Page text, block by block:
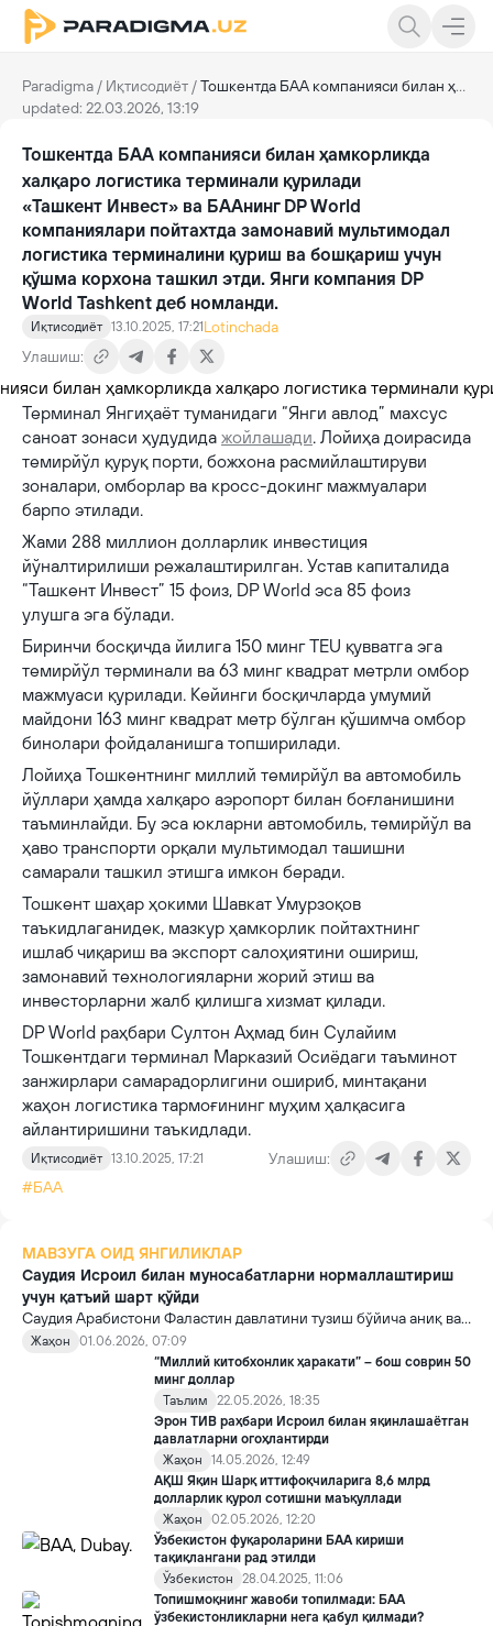
Paradigma / Иқтисодиёт /Тошкентда БАА компанияси билан ҳамкорликда халқаро логистика терминали қурилади
updated: 22.03.2026, 13:19
Тошкентда БАА компанияси билан ҳамкорликда
халқаро логистика терминали қурилади
«Ташкент Инвест» ва БААнинг DP World
компаниялари пойтахтда замонавий мультимодал
логистика терминалини қуриш ва бошқариш учун
қўшма корхона ташкил этди. Янги компания DP
World Tashkent деб номланди.
Иқтисодиёт 13.10.2025, 17:21 Lotinchada
Улашиш:
Терминал Янгиҳаёт туманидаги “Янги авлод” махсус
саноат зонаси ҳудудида жойлашади. Лойиҳа доирасида
темирйўл қуруқ порти, божхона расмийлаштируви
зоналари, омборлар ва кросс-докинг мажмуалари
барпо этилади.
Жами 288 миллион долларлик инвестиция
йўналтирилиши режалаштирилган. Устав капиталида
“Ташкент Инвест” 15 фоиз, DP World эса 85 фоиз
улушга эга бўлади.
Биринчи босқичда йилига 150 минг TEU қувватга эга
темирйўл терминали ва 63 минг квадрат метрли омбор
мажмуаси қурилади. Кейинги босқичларда умумий
майдони 163 минг квадрат метр бўлган қўшимча омбор
бинолари фойдаланишга топширилади.
Лойиҳа Тошкентнинг миллий темирйўл ва автомобиль
йўллари ҳамда халқаро аэропорт билан боғланишини
таъминлайди. Бу эса юкларни автомобиль, темирйўл ва
ҳаво транспорти орқали мультимодал ташишни
самарали ташкил этишга имкон беради.
Тошкент шаҳар ҳокими Шавкат Умурзоқов
таъкидлаганидек, мазкур ҳамкорлик пойтахтнинг
ишлаб чиқариш ва экспорт салоҳиятини ошириш,
замонавий технологияларни жорий этиш ва
инвесторларни жалб қилишга хизмат қилади.
DP World раҳбари Султон Аҳмад бин Сулайим
Тошкентдаги терминал Марказий Осиёдаги таъминот
занжирлари самарадорлигини ошириб, минтақани
жаҳон логистика тармоғининг муҳим ҳалқасига
айлантиришини таъкидлади.
Иқтисодиёт 13.10.2025, 17:21
Улашиш:
#БАА
МАВЗУГА ОИД ЯНГИЛИКЛАР
Саудия Исроил билан муносабатларни нормаллаштириш
учун қатъий шарт қўйди
Саудия Арабистони Фаластин давлатини тузиш бўйича аниқ ва
қайтарилмас келишувларга эришилмагунча Исроил билан
муносабатларни нормаллаштирмаслигини маълум қилди.
Жаҳон
01.06.2026, 07:09
“Миллий китобхонлик ҳаракати” – бош соврин 50
минг доллар
Таълим
22.05.2026, 18:35
Эрон ТИВ раҳбари Исроил билан яқинлашаётган
давлатларни огоҳлантирди
Жаҳон
14.05.2026, 12:49
АҚШ Яқин Шарқ иттифоқчиларига 8,6 млрд
долларлик қурол сотишни маъқуллади
Жаҳон
02.05.2026, 12:20
Ўзбекистон фуқароларини БАА кириши
тақиқлангани рад этилди
Ўзбекистон
28.04.2025, 11:06
Топишмоқнинг жавоби топилмади: БАА
ўзбекистонликларни нега қабул қилмади?